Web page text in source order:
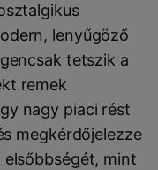
lenyűgöző
tetszik a
remek
nagy piaci rést
megkérdőjelezze
mint